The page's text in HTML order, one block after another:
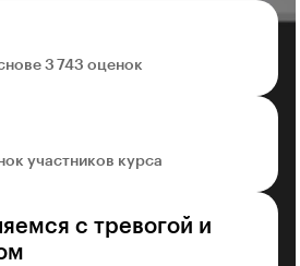
3 743 оценок
участников курса
с тревогой и